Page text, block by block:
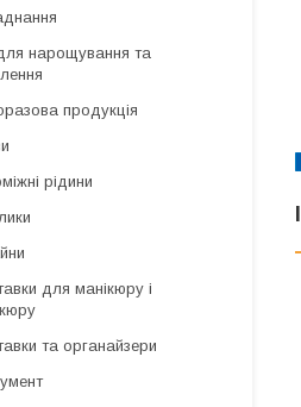
нарощування та
продукція
рідини
для манікюру і
та органайзери